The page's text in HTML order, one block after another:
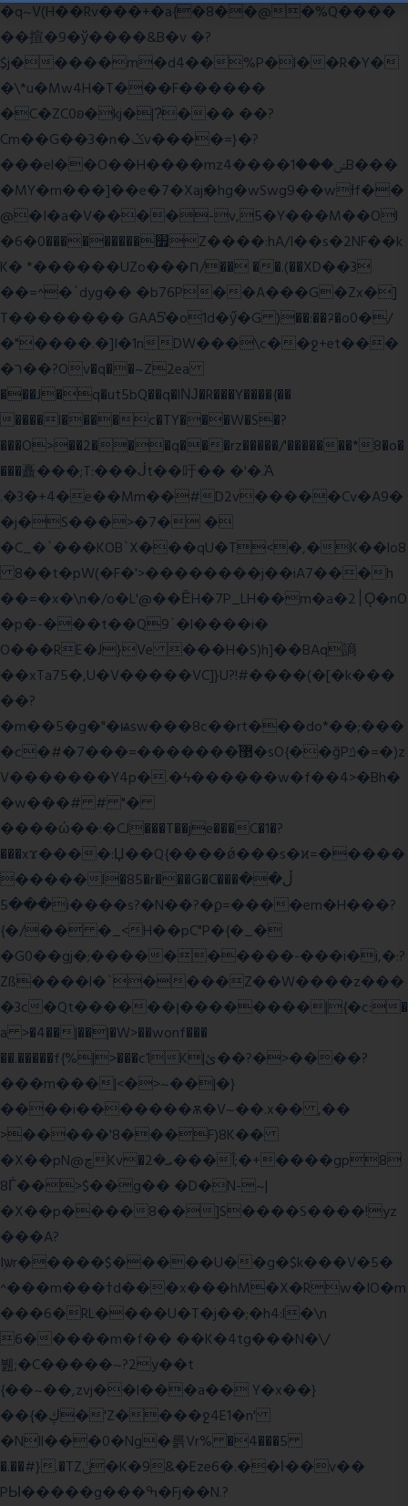
�q~V(H��Rv���+�a{�8��@�%Q����
��揎�9�ў����&B�v �?
$j�����m�d4��%P�l��R�Y�
�\*u�Mw4H�T���F������
�C�ZC0ʚ�kj�|?ͮ��� ��?
Cm��G��3�n�ݣv����=}�?
���el��O��H����mzݾ���1����4B���
�MY�m���]��e�7�Xaj׃�hg�wSwg9��wƗf��
@�I�a�V����-v,5�Y���M��Ol
�׿���������0�6Z����:hA/I��s�2NF��k
K� *������UZo���ח/�� ��.(��XD��3
��=^�`dyg�� �b76P��A���G�Zx�]
T�������� GAA5̔�o1d�ӳ�G )��:��ℱ�o0�/
�"����.�]I�1nDW���\c��ջ+et���
�ר��?Ov�q��~Z2ea
���J�q�ut5bQ��q�lǊ�R���Y����{��
����l����c�TY���W�S�?
���O>��2���q���rz�����/'�������*8�o�
���矗���;T:���ᒎt��吁�� �'�.Ὰ
.�3�+4�e��Mm��#D2v�����Cv�A9�
�j�S���>�7� �
�C_�`���KOB`X���qU�T<�,�K��lo8
8��t�pW(�F�'>��������j��iA7���h
��=�x�\n�/o�L'@��ȄH�7P_LH��m�a�2׀Ǫ�nO
�p�-���t��Q9`�l����i�
O���RE�J}Ve ���H�S)h]��BAq謪
��xTa75�,U�V�����VC]}U?!#����(�[�k���
��?
�m��5�g�"�ѩsw���8c��rt���do*��;���
�c�#�޳�ͯ������=���7�sO{��ğPݿ�=�)z
V�������Y4p�.�ϟ������w�f��4>�Bh�
�w���# # "�
����ώ��:�CJ���T��je���C�1�?
���xϫ����:Џ��Q{����ǿ���s�ϰ=�����
�����l�85�r���G�C���ڵ��
���5i����s?�N��?�ϼ=����em�H���?
{�/�� �_<H��pC"P�{�_�
�G0��gj�;����������-���i�i,�:?
Zß����l�`����Z��W����z���
�3c�Qt������ן��������|{�c:�
a >�4��|��|�W>��wonf���
��.�����f{%|>���c1K|ئ��?�>����?
���m���|<�>~��|�}
����i�������ѫ�V~��.x�� ,��
>�����'8���F)8K��
�X��pN@ڇKv�ܝ�2���Î;�+����gp8
8Ѓ��>$��g�� �D�N-~|
�X��p����8��]S����S����!yz
���A?
Iۭѡr�����$�����U��g�$k���V�5�
^���m���ߙd���x���hM�X�Rw�IO�m
���6�RL����U�T�j��;�h4:l�\n
6�����m�f�� ��K�4tg���N�\/
뷆;�C�����~?2y��t
{��~��,zvj��l���a�� Y�x��}
��{�ڮ�'Z����ջ4E1�n'
�Nll���0�Ng�륽Vr% �4���5
�.��#}.�TZݩ�K�9&�Eze6�.��ŀ��v��
PЫ�����g���ߒ�Fj��N.?